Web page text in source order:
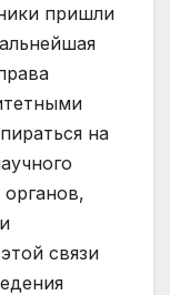
пришли
на
связи